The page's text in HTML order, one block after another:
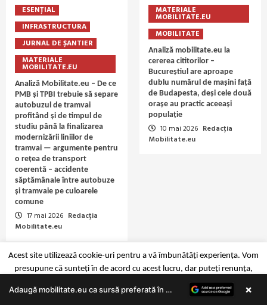
ESENȚIAL
INFRASTRUCTURA
JURNAL DE ȘANTIER
MATERIALE
MOBILITATE.EU
Analiză Mobilitate.eu – De ce
PMB și TPBI trebuie să separe
autobuzul de tramvai
profitând și de timpul de
studiu până la finalizarea
modernizării liniilor de
tramvai — argumente pentru
o rețea de transport
coerentă – accidente
săptămânale între autobuze
și tramvaie pe culoarele
comune
17 mai 2026 Redacția
Mobilitate.eu
MATERIALE
MOBILITATE.EU
MOBILITATE
Analiză mobilitate.eu la
cererea cititorilor –
Bucureștiul are aproape
dublu numărul de mașini față
de Budapesta, deși cele două
orașe au practic aceeași
populație
10 mai 2026 Redacția
Mobilitate.eu
Acest site utilizează cookie-uri pentru a vă îmbunătăți experiența. Vom
presupune că sunteți în de acord cu acest lucru, dar puteți renunța,
dacă doriți. Accept Reject Mai multe detalii
Adaugă mobilitate.eu ca sursă preferată în Google ×